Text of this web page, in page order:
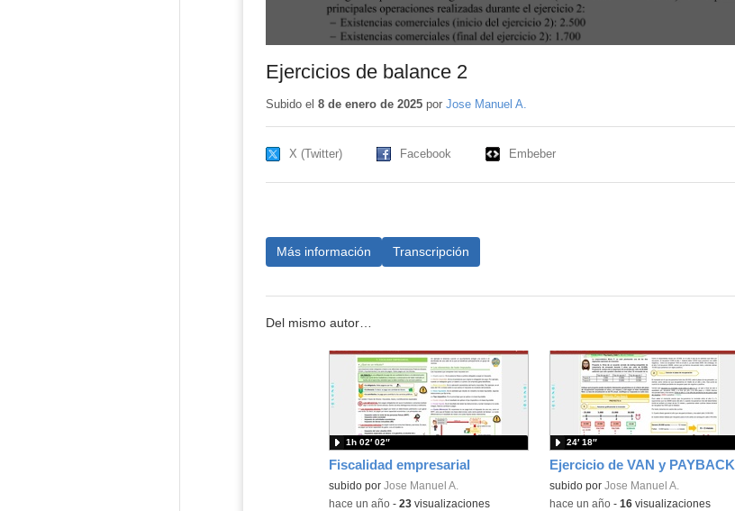
Ejercicios de balance 2
Subido el 8 de enero de 2025por Jose Manuel A.
X (Twitter) Facebook Embeber
Más información Transcripción
Del mismo autor…
Fiscalidad empresarial
subido por Jose Manuel A.
1h 02′ 02″
-hace un año- 23visualizaciones
Ejercicio de VAN y PAYBACK
subido por Jose Manuel A.
24′ 18″
-hace un año- 16visualizaciones